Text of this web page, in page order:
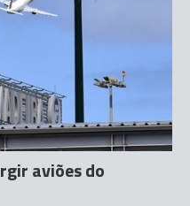
aviões do